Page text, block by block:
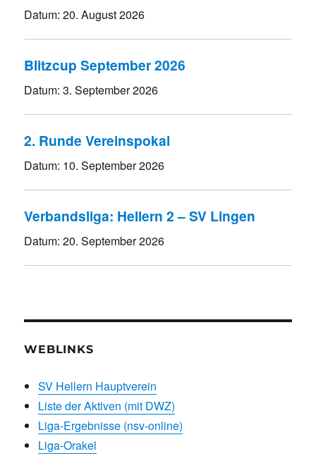
Datum:20. August 2026
Blitzcup September 2026
Datum:3. September 2026
2. Runde Vereinspokal
Datum: 10. September 2026
Verbandsliga: Hellern 2 – SV Lingen
Datum:20. September 2026
WEBLINKS
SV Hellern Hauptverein
Liste der Aktiven (mit DWZ)
Liga-Ergebnisse (nsv-online)
Liga-Orakel